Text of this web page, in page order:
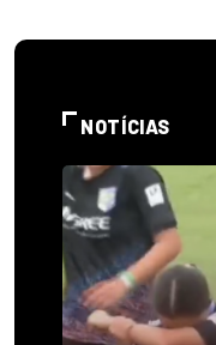
NOTÍCIAS